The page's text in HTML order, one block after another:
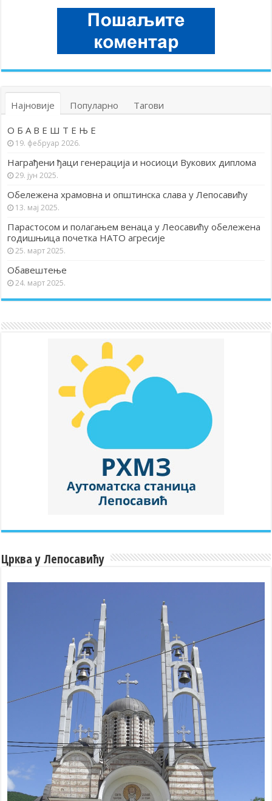
Најновије Популарно Тагови
О Б А В Е Ш Т Е Њ Е
19. фебруар 2026.
Награђени ђаци генерација и носиоци Вукових диплома
29. јун 2025.
Обележена храмовна и општинска слава у Лепосавићу
13. мај 2025.
Парастосом и полагањем венаца у Леосавићу обележена
годишњица почетка НАТО агресије
25. март 2025.
Обавештење
24. март 2025.
Црква у Лепосавићу